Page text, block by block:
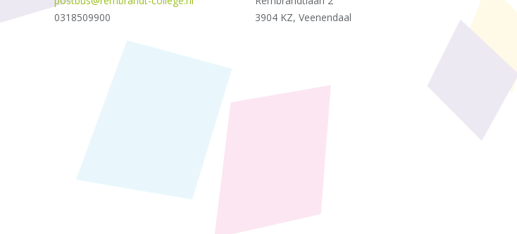
0318509900
3904 KZ, Veenendaal